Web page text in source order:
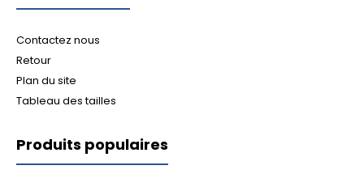
Contactez nous
Retour
Plan du site
Tableau des tailles
Produits populaires